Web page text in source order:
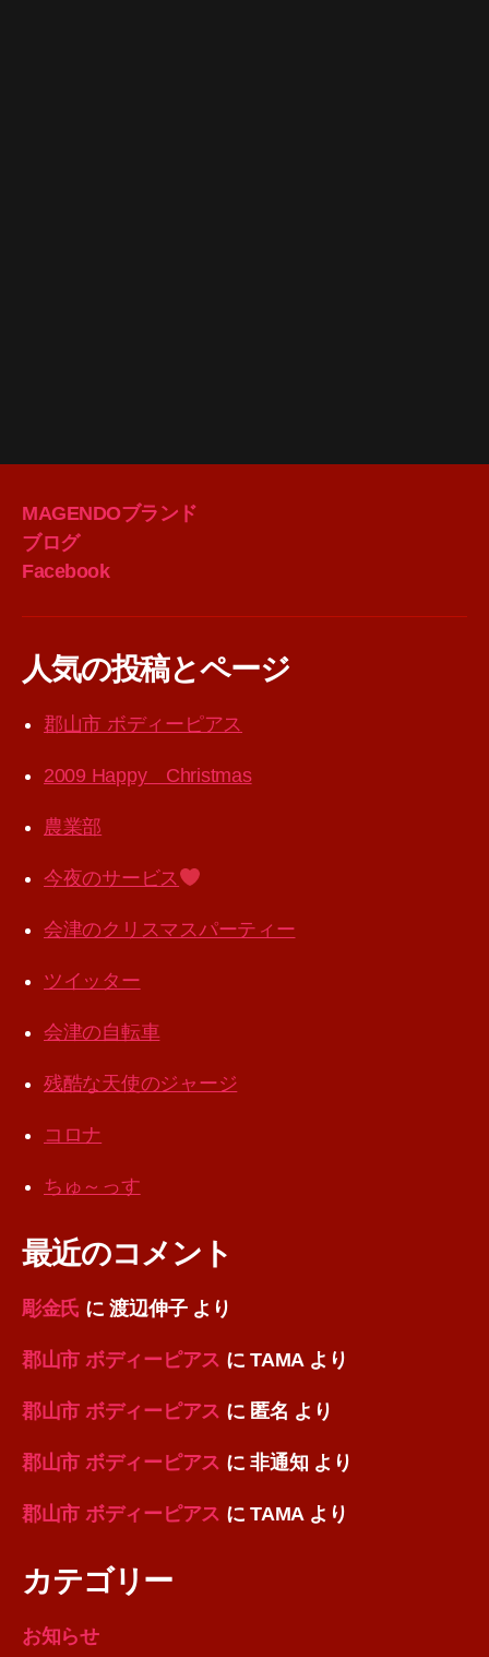
MAGENDOブランド
ブログ
Facebook
人気の投稿とページ
郡山市 ボディーピアス
2009 Happy Christmas
農業部
今夜のサービス
会津のクリスマスパーティー
ツイッター
会津の自転車
残酷な天使のジャージ
コロナ
ちゅ～っす
最近のコメント
彫金氏 に渡辺伸子より
郡山市 ボディーピアス にTAMAより
郡山市 ボディーピアス に 匿名 より
郡山市 ボディーピアス に非通知 より
郡山市 ボディーピアス にTAMAより
カテゴリー
お知らせ